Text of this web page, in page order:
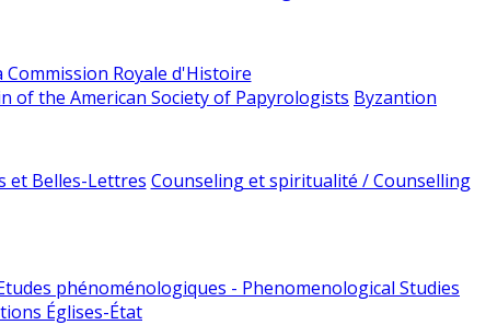
Commission Royale d'Histoire
of the American Society of Papyrologists Byzantion
et Belles-Lettres Counseling et spiritualité / Counselling
phénoménologiques - Phenomenological Studies
Églises-État